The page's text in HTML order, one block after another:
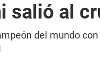
salió al
del mundo